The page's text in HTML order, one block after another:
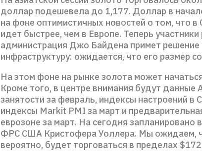
доллар подешевела до 1,177. Доллар в
на фоне оптимистичных новостей о том, что
идет быстрее, чем в Европе. Теперь
администрация Джо Байдена примет решение
инфраструктуру: ожидается, что его размер
На этом фоне на рынке золота может
Кроме того, в центре внимания будут
занятости за февраль, индексы настроений в
индексы Markit PMI за март и
еврозоне за март. На сегодня запланировано
ФРС США Кристофера Уоллера. Мы ожидаем,
вероятно, будет торговаться в пределах